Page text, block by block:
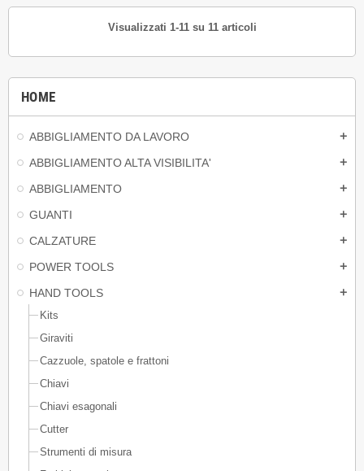
HOME
ABBIGLIAMENTO DA LAVORO add
ABBIGLIAMENTO ALTA VISIBILITA' add
ABBIGLIAMENTO add
GUANTI add
CALZATURE add
POWER TOOLS add
HAND TOOLS add
Kits
Giraviti
Cazzuole, spatole e frattoni
Chiavi
Chiavi esagonali
Cutter
Strumenti di misura
Visualizzati 1-11 su 11 articoli